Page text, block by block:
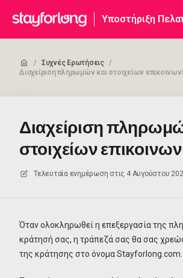
Υποστήριξη
/ Συχνές Ερωτήσεις /
Διαχείριση πληρωμών και στοιχείων
Διαχείριση
στοιχείων
Τελευταία ενημέρωση στις 4 Αυγούστου
Όταν ολοκληρωθεί η επεξεργασία της
κράτησή σας, η τράπεζά σας θα σας
της κράτησης στο όνομα